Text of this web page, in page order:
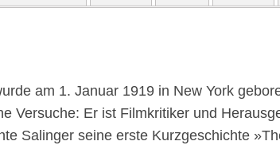
am 1. Januar 1919 in New York
Versuche: Er ist Filmkritiker und
Salinger seine erste Kurzgeschichte